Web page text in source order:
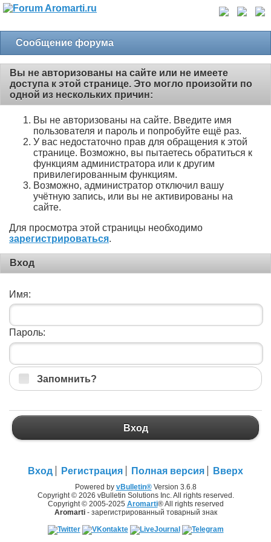
Сообщение форума
Вы не авторизованы на сайте или не имеете
доступа к этой странице. Это могло произойти по
одной из нескольких причин:
Вы не авторизованы на сайте. Введите имя
пользователя и пароль и попробуйте ещё раз.
У вас недостаточно прав для обращения к этой
странице. Возможно, вы пытаетесь обратиться к
функциям администратора или к другим
привилегированным функциям.
Возможно, администратор отключил вашу
учётную запись, или вы не активированы на
сайте.
Для просмотра этой страницы необходимо
зарегистрироваться.
Вход
Имя:
Пароль:
Запомнить?
Вход
Вход Регистрация Полная версия Вверх
Powered by vBulletin®Version 3.6.8
Copyright © 2026 vBulletin Solutions Inc. All rights reserved.
Copyright © 2005-2025 Aromarti® All rights reserved
Aromarti- зарегистрированный товарный знак